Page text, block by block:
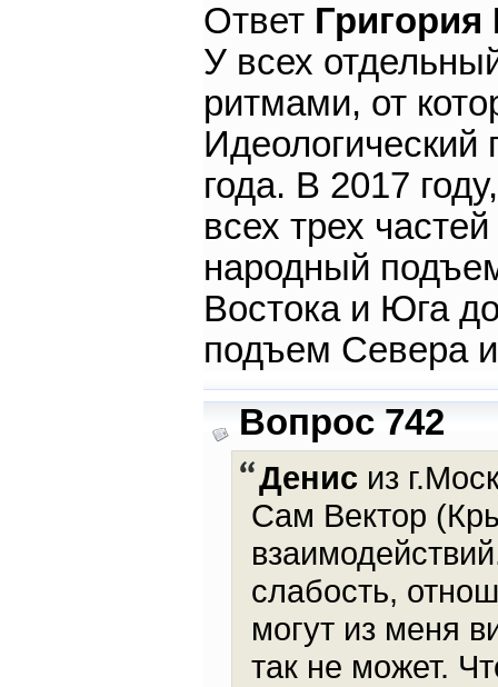
Ответ
У всех
ритмами, от
года. В 2017
всех трех
народный
Востока и Юга
подъем Севера
Вопрос 742
Денисиз
Сам Вектор
слабость,
могут из меня
так не может.